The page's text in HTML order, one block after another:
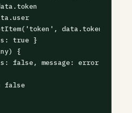
data.token)
true }
{
false, message:
false